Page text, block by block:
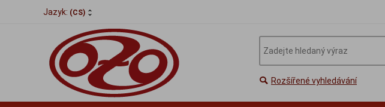
Jazyk: (CS)
Rozšířené vyhledávání